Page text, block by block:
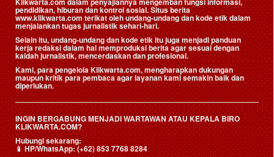
pendidikan, hiburan dan kontrol sosial. Situs berita
www.klikwarta.com terikat oleh undang-undang dan kode etik dalam
menjalankan tugas jurnalistik sehari-hari.
Selain itu, undang-undang dan kode etik itu juga menjadi panduan
kerja redaksi dalam hal memproduksi berita agar sesuai dengan
kaidah jurnalistik, mencerdaskan dan profesional.
Kami, para pengelola Klikwarta.com, mengharapkan dukungan
maupun kritik para pembaca agar layanan kami semakin baik dan
diperlukan.
INGIN BERGABUNG MENJADI WARTAWAN ATAU KEPALA BIRO
KLIKWARTA.COM?
Hubungi sekarang:
📱HP/WhatsApp:(+62) 853 7768 8284